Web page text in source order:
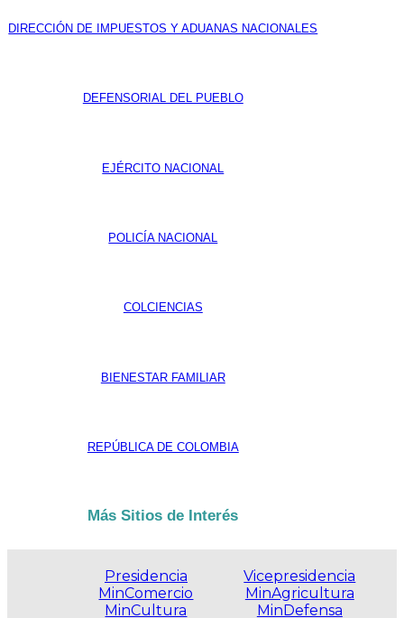
DIRECCIÓN DE IMPUESTOS Y ADUANAS NACIONALES
DEFENSORIAL DEL PUEBLO
EJÉRCITO NACIONAL
POLICÍA NACIONAL
COLCIENCIAS
BIENESTAR FAMILIAR
REPÚBLICA DE COLOMBIA
Más Sitios de Interés
Presidencia
MinComercio
MinCultura
Vicepresidencia
MinAgricultura
MinDefensa